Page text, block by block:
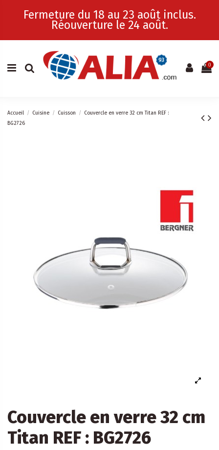
Fermeture du 18 au 23 août inclus.
Réouverture le 24 août.
0
Accueil Cuisine Cuisson
Couvercle en verre 32 cm Titan REF :
BG2726
Couvercle en verre 32 cm
Titan REF : BG2726